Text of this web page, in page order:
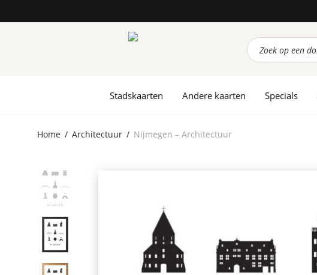
Producten
zoeken
Stadskaarten Andere kaarten Specials
Home / Architectuur / Nijmegen – Architectuur